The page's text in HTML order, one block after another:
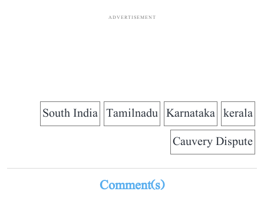
ADVERTISEMENT
kerala
Karnataka
Tamilnadu
South India
Cauvery Dispute
Comment(s)